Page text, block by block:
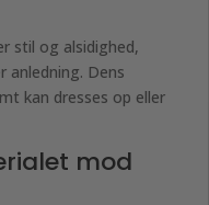
stil og alsidighed,
anledning. Dens
kan dresses op eller
mod